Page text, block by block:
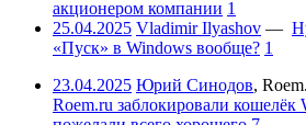
акционером компании 1
25.04.2025 Vladimir Ilyashov —
«Пуск» в Windows вообще? 1
23.04.2025 Юрий Синодов,
Roem.ru заблокировали кошелёк